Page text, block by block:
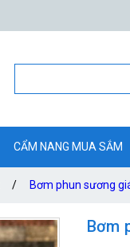
CẨM NANG MUA SẮM
/ Bơm phun sương
Bơm